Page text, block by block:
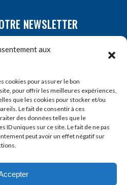
aux
cookies pour assurer le bon
pour offrir les meilleures expériences,
que les cookies pour stocker et/ou
Le fait de consentir à ces
des données telles que le
ID uniques sur ce site. Le fait de ne pas
peut avoir un effet négatif sur
NEWSLETTER